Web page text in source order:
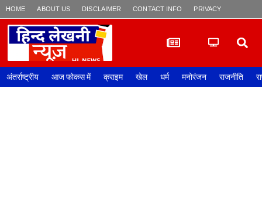
HOME ABOUT US DISCLAIMER CONTACT INFO PRIVACY POLICY
अंतर्राष्ट्रीय आज फोकस में क्राइम खेल धर्म मनोरंजन राजनीति